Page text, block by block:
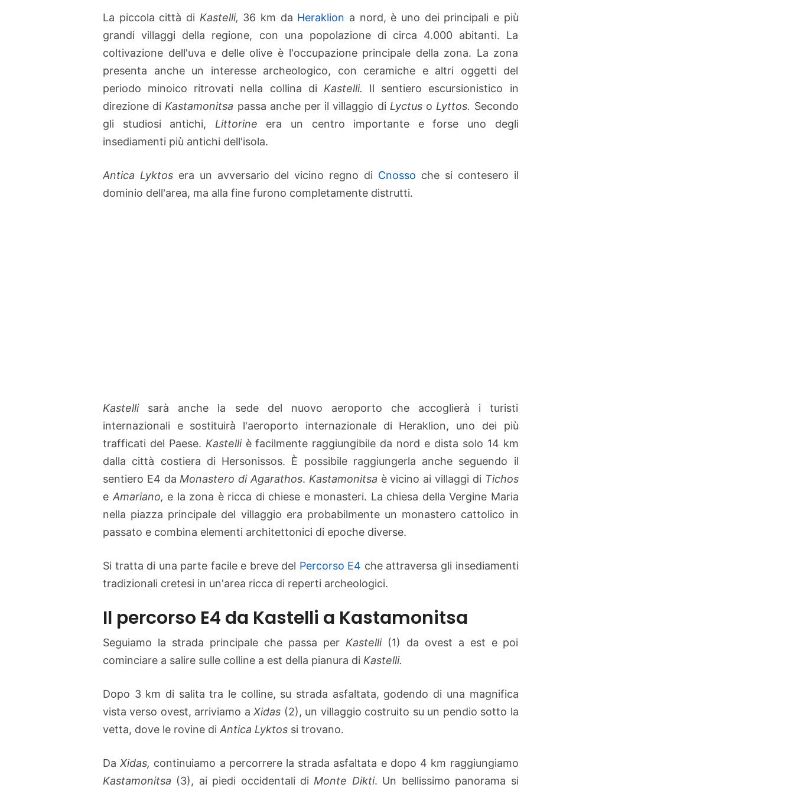
m
o
n
i
a
La piccola città di Kastelli, 36 km da Heraklion a nord, è uno dei principali e più
grandi villaggi della regione, con una popolazione di circa 4.000 abitanti. La
coltivazione dell'uva e delle olive è l'occupazione principale della zona. La zona
presenta anche un interesse archeologico, con ceramiche e altri oggetti del
periodo minoico ritrovati nella collina di Kastelli. Il sentiero escursionistico in
direzione di Kastamonitsa passa anche per il villaggio di Lyctuso Lyttos. Secondo
gli studiosi antichi, Littorine era un centro importante e forse uno degli
insediamenti più antichi dell'isola.
Antica Lyktosera un avversario del vicino regno di Cnosso che si contesero il
dominio dell'area, ma alla fine furono completamente distrutti.
Kastellisarà anche la sede del nuovo aeroporto che accoglierà i turisti
internazionali e sostituirà l'aeroporto internazionale di Heraklion, uno dei più
trafficati del Paese. Kastelliè facilmente raggiungibile da nord e dista solo 14 km
dalla città costiera di Hersonissos. È possibile raggiungerla anche seguendo il
sentiero E4 da Monastero di Agarathos. Kastamonitsa è vicino ai villaggi di Tichos
e Amariano, e la zona è ricca di chiese e monasteri. La chiesa della Vergine Maria
nella piazza principale del villaggio era probabilmente un monastero cattolico in
passato e combina elementi architettonici di epoche diverse.
Si tratta di una parte facile e breve del Percorso E4 che attraversa gli insediamenti
tradizionali cretesi in un'area ricca di reperti archeologici.
Il percorso E4 da Kastelli a Kastamonitsa
Seguiamo la strada principale che passa per Kastelli(1) da ovest a est e poi
cominciare a salire sulle colline a est della pianura di Kastelli.
Dopo 3 km di salita tra le colline, su strada asfaltata, godendo di una magnifica
vista verso ovest, arriviamo aXidas (2), un villaggio costruito su un pendio sotto la
vetta, dove le rovine di Antica Lyktos si trovano.
DaXidas, continuiamo a percorrere la strada asfaltata e dopo 4 km raggiungiamo
Kastamonitsa (3), ai piedi occidentali di Monte Dikti. Un bellissimo panorama si